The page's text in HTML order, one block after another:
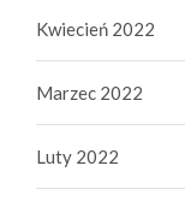
Kwiecień 2022
Marzec 2022
Luty 2022